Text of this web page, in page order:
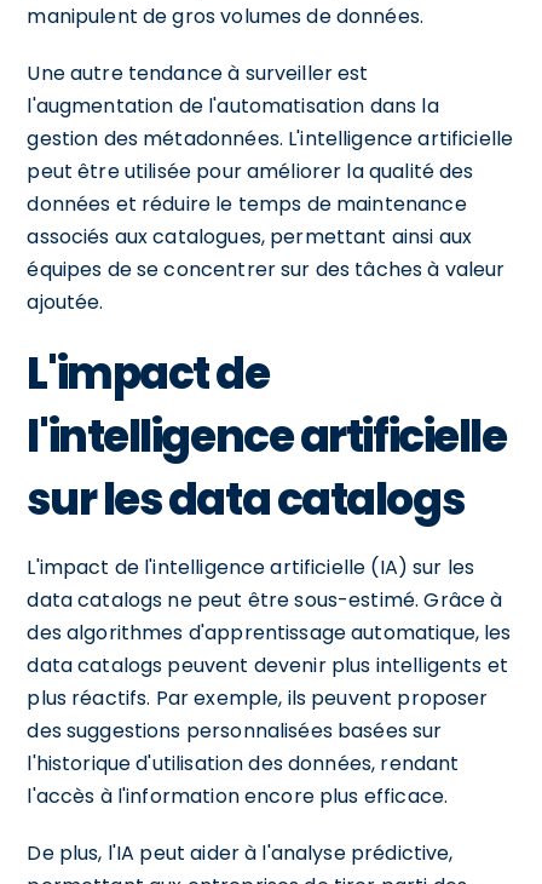
manipulent de gros volumes de données.
Une autre tendance à surveiller est
l'augmentation de l'automatisation dans la
gestion des métadonnées. L'intelligence artificielle
peut être utilisée pour améliorer la qualité des
données et réduire le temps de maintenance
associés aux catalogues, permettant ainsi aux
équipes de se concentrer sur des tâches à valeur
ajoutée.
L'impact de
l'intelligence artificielle
sur les data catalogs
L'impact de l'intelligence artificielle (IA) sur les
data catalogs ne peut être sous-estimé. Grâce à
des algorithmes d'apprentissage automatique, les
data catalogs peuvent devenir plus intelligents et
plus réactifs. Par exemple, ils peuvent proposer
des suggestions personnalisées basées sur
l'historique d'utilisation des données, rendant
l'accès à l'information encore plus efficace.
De plus, l'IA peut aider à l'analyse prédictive,